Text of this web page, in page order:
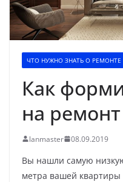
ЧТО НУЖНО ЗНАТЬ О РЕМОНТЕ
Как
на
lanmaster 08.09.2019
Вы нашли самую
метра вашей квартиры